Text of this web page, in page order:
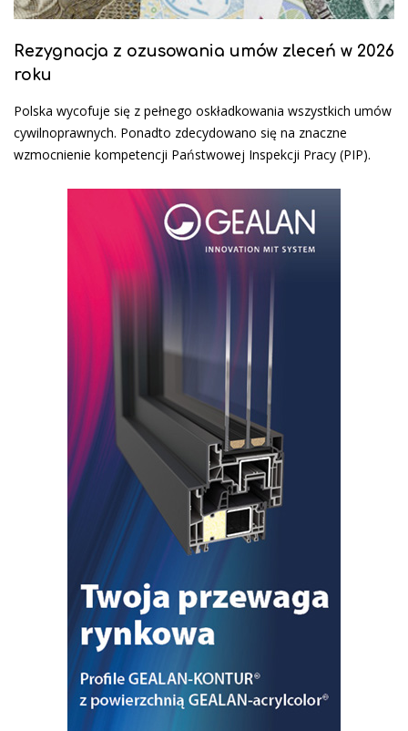
Rezygnacja z ozusowania umów zleceń w 2026
roku
Polska wycofuje się z pełnego oskładkowania wszystkich umów
cywilnoprawnych. Ponadto zdecydowano się na znaczne
wzmocnienie kompetencji Państwowej Inspekcji Pracy (PIP).